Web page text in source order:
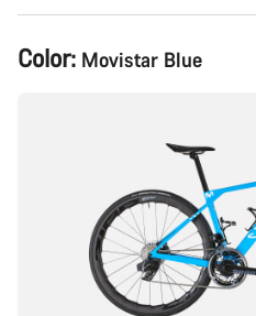
Configuración
del
Color: Movistar Blue